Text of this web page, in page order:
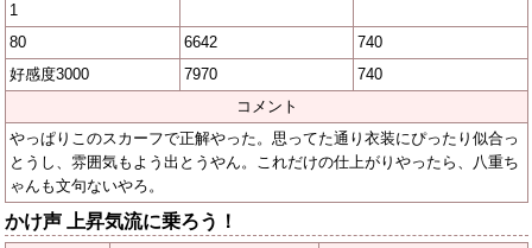
1
80
6642
740
好感度3000
7970
740
コメント
やっぱりこのスカーフで正解やった。思ってた通り衣装にぴったり似合っ
とうし、雰囲気もよう出とうやん。これだけの仕上がりやったら、八重ち
ゃんも文句ないやろ。
かけ声 上昇気流に乗ろう！